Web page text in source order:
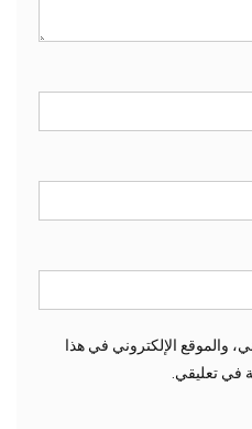
والموقع الإلكتروني في هذا
في تعليقي.